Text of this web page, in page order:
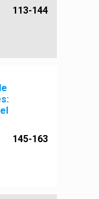
113-144
145-163